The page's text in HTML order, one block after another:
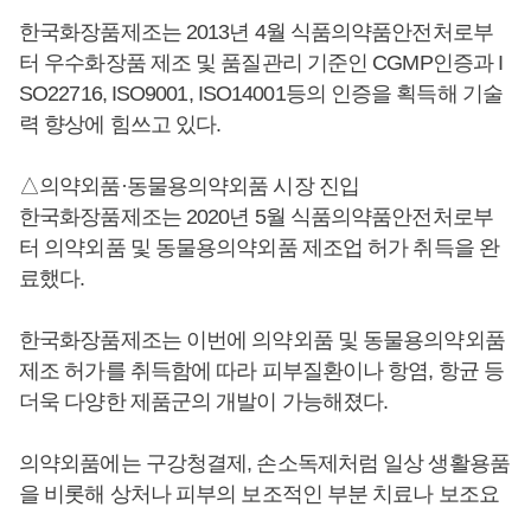
한국화장품제조는 2013년 4월 식품의약품안전처로부
터 우수화장품 제조 및 품질관리 기준인 CGMP인증과 I
SO22716, ISO9001, ISO14001등의 인증을 획득해 기술
력 향상에 힘쓰고 있다.
△의약외품·동물용의약외품 시장 진입
한국화장품제조는 2020년 5월 식품의약품안전처로부
터 의약외품 및 동물용의약외품 제조업 허가 취득을 완
료했다.
한국화장품제조는 이번에 의약외품 및 동물용의약외품
제조 허가를 취득함에 따라 피부질환이나 항염, 항균 등
더욱 다양한 제품군의 개발이 가능해졌다.
의약외품에는 구강청결제, 손소독제처럼 일상 생활용품
을 비롯해 상처나 피부의 보조적인 부분 치료나 보조요